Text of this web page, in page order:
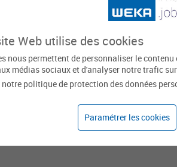
Web utilise des cookies
nous permettent de personnaliser le
médias sociaux et d'analyser notre trafic
notre politique de protection des données
Paramétrer les cookies
1
Agent sur